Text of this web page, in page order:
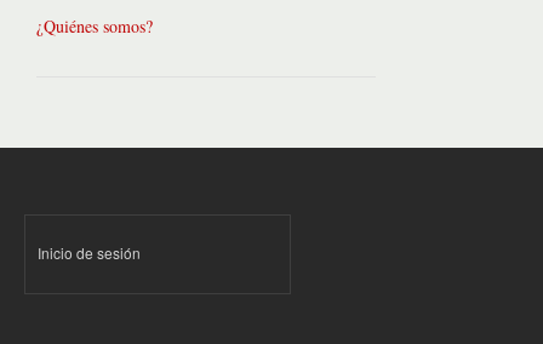
¿Quiénes somos?
Inicio de sesión